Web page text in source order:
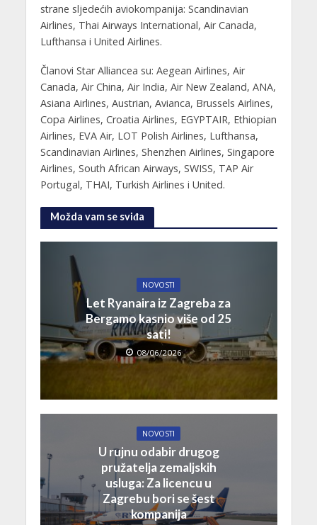
strane sljedećih aviokompanija: Scandinavian
Airlines, Thai Airways International, Air Canada,
Lufthansa i United Airlines.
Članovi Star Alliancea su: Aegean Airlines, Air
Canada, Air China, Air India, Air New Zealand, ANA,
Asiana Airlines, Austrian, Avianca, Brussels Airlines,
Copa Airlines, Croatia Airlines, EGYPTAIR, Ethiopian
Airlines, EVA Air, LOT Polish Airlines, Lufthansa,
Scandinavian Airlines, Shenzhen Airlines, Singapore
Airlines, South African Airways, SWISS, TAP Air
Portugal, THAI, Turkish Airlines i United.
Možda vam se sviđa
NOVOSTI
Let Ryanaira iz Zagreba za
Bergamo kasnio više od 25
sati!
08/06/2026
NOVOSTI
U rujnu odabir drugog
pružatelja zemaljskih
usluga: Za licencu u
Zagrebu bori se šest
kompanija